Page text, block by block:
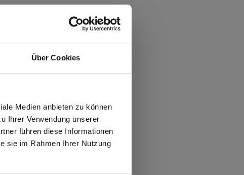
Über Cookies
Medien anbieten zu können
Ihrer Verwendung unserer
führen diese Informationen
sie im Rahmen Ihrer Nutzung